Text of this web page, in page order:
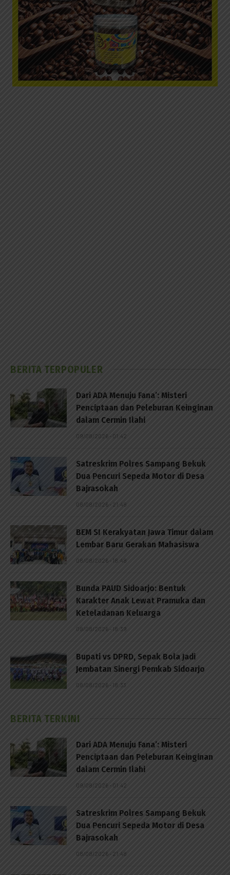
BERITA TERPOPULER
Dari ADA Menuju Fana’: Misteri
Penciptaan dan Peleburan Keinginan
dalam Cermin Ilahi
09/08/2026 - 01:42
Satreskrim Polres Sampang Bekuk
Dua Pencuri Sepeda Motor di Desa
Bajrasokah
08/08/2026 - 21:48
BEM SI Kerakyatan Jawa Timur dalam
Lembar Baru Gerakan Mahasiswa
08/08/2026 - 18:48
Bunda PAUD Sidoarjo: Bentuk
Karakter Anak Lewat Pramuka dan
Keteladanan Keluarga
08/08/2026 - 18:39
Bupati vs DPRD, Sepak Bola Jadi
Jembatan Sinergi Pemkab Sidoarjo
08/08/2026 - 18:33
BERITA TERKINI
Dari ADA Menuju Fana’: Misteri
Penciptaan dan Peleburan Keinginan
dalam Cermin Ilahi
09/08/2026 - 01:42
Satreskrim Polres Sampang Bekuk
Dua Pencuri Sepeda Motor di Desa
Bajrasokah
08/08/2026 - 21:48